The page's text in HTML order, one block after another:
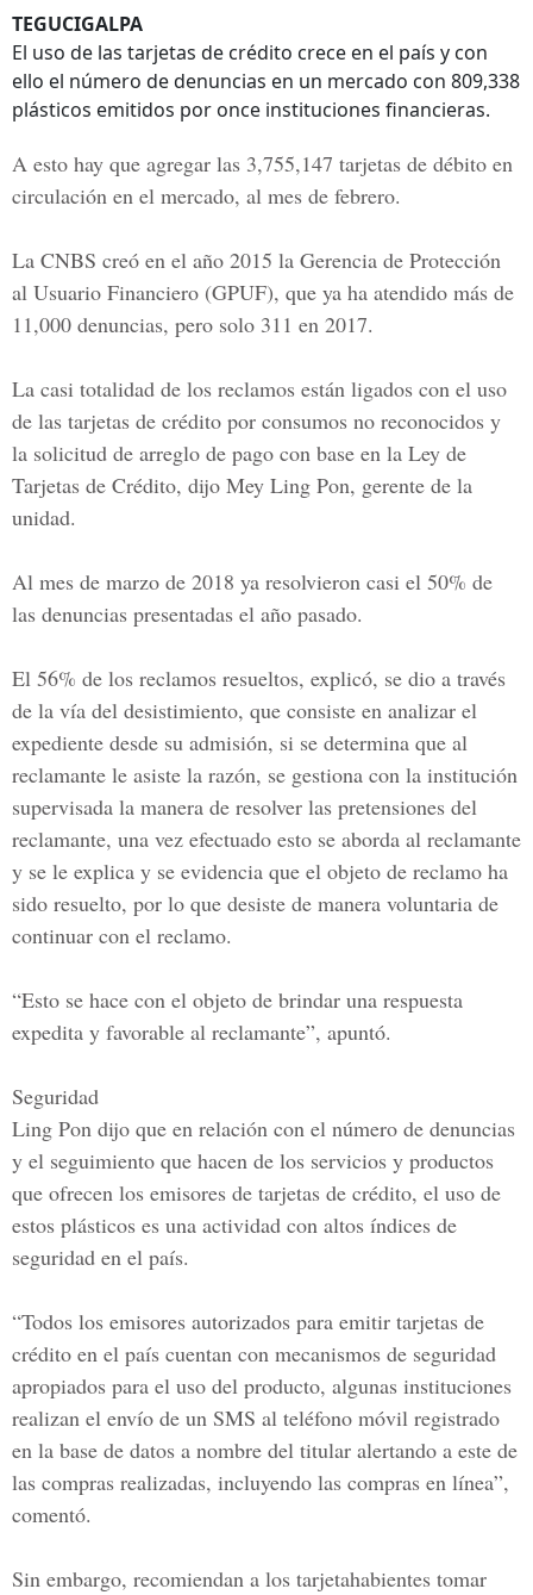
TEGUCIGALPA
El uso de las tarjetas de crédito crece en el país y con
ello el número de denuncias en un mercado con 809,338
plásticos emitidos por once instituciones financieras.
A esto hay que agregar las 3,755,147 tarjetas de débito en
circulación en el mercado, al mes de febrero.
La CNBS creó en el año 2015 la Gerencia de Protección
al Usuario Financiero (GPUF), que ya ha atendido más de
11,000 denuncias, pero solo 311 en 2017.
La casi totalidad de los reclamos están ligados con el uso
de las tarjetas de crédito por consumos no reconocidos y
la solicitud de arreglo de pago con base en la Ley de
Tarjetas de Crédito, dijo Mey Ling Pon, gerente de la
unidad.
Al mes de marzo de 2018 ya resolvieron casi el 50% de
las denuncias presentadas el año pasado.
El 56% de los reclamos resueltos, explicó, se dio a través
de la vía del desistimiento, que consiste en analizar el
expediente desde su admisión, si se determina que al
reclamante le asiste la razón, se gestiona con la institución
supervisada la manera de resolver las pretensiones del
reclamante, una vez efectuado esto se aborda al reclamante
y se le explica y se evidencia que el objeto de reclamo ha
sido resuelto, por lo que desiste de manera voluntaria de
continuar con el reclamo.
“Esto se hace con el objeto de brindar una respuesta
expedita y favorable al reclamante”, apuntó.
Seguridad
Ling Pon dijo que en relación con el número de denuncias
y el seguimiento que hacen de los servicios y productos
que ofrecen los emisores de tarjetas de crédito, el uso de
estos plásticos es una actividad con altos índices de
seguridad en el país.
“Todos los emisores autorizados para emitir tarjetas de
crédito en el país cuentan con mecanismos de seguridad
apropiados para el uso del producto, algunas instituciones
realizan el envío de un SMS al teléfono móvil registrado
en la base de datos a nombre del titular alertando a este de
las compras realizadas, incluyendo las compras en línea”,
comentó.
Sin embargo, recomiendan a los tarjetahabientes tomar